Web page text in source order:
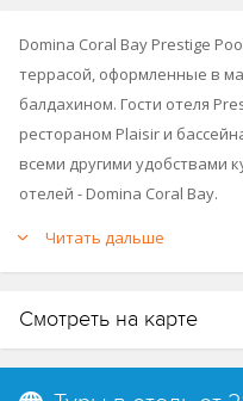
Domina Coral Bay Prestige
террасой, оформленные в
балдахином. Гости отеля
рестораном Plaisir и
всеми другими удобствами
отелей - Domina Coral Bay.
На территории комплекса
подогревом в зимний
вечерние анимационные
Читать дальше
Смотреть на карте